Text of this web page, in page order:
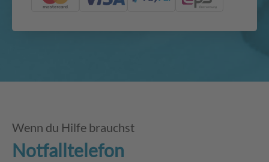
Wenn du Hilfe brauchst
Notfalltelefon